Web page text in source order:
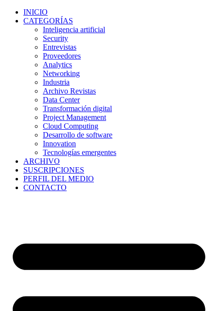
INICIO
CATEGORÍAS
Inteligencia artificial
Security
Entrevistas
Proveedores
Analytics
Networking
Industria
Archivo Revistas
Data Center
Transformación digital
Project Management
Cloud Computing
Desarrollo de software
Innovation
Tecnologías emergentes
ARCHIVO
SUSCRIPCIONES
PERFIL DEL MEDIO
CONTACTO